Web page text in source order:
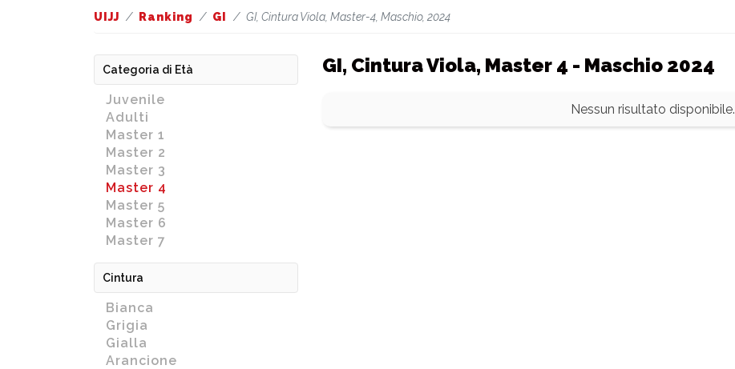
UIJJ Ranking GI GI, Cintura Viola, Master-4, Maschio, 2024
Categoria di Età
Juvenile
Adulti
Master 1
Master 2
Master 3
Master 4
Master 5
Master 6
Master 7
Cintura
Bianca
Grigia
Gialla
Arancione
GI, Cintura Viola, Master 4 - Maschio 2024
Nessun risultato disponibile.